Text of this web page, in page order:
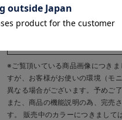
＊＊＊＊＊＊＊＊＊＊＊＊＊＊
※ご覧頂いている商品画像につき
すが、 お客様がお使いの環境（モ
異なる場合がございます。予めご了
また、商品の機能説明の為、完売
す。 販売中のカラーにつきまして
ン
服